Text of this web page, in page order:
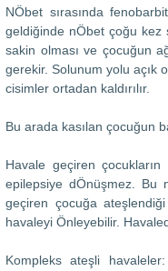
NÖbet sırasında
geldiğinde nÖbet çoğu kez
sakin olması ve çocuğun
gerekir. Solunum yolu açık
cisimler ortadan kaldırılır.
Bu arada kasılan çocuğun
Havale geçiren
epilepsiye dÖnüşmez. Bu
geçiren çocuğa
havaleyi Önleyebilir.
Kompleks ateşli